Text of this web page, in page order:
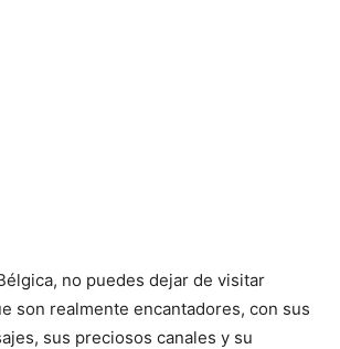
no puedes dejar de visitar
son realmente encantadores, con sus
sus preciosos canales y su